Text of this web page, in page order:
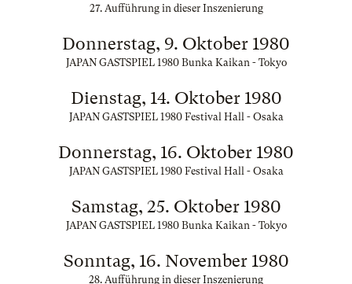
27. Aufführung in dieser Inszenierung
Donnerstag, 9. Oktober 1980
JAPAN GASTSPIEL 1980 Bunka Kaikan - Tokyo
Dienstag, 14. Oktober 1980
JAPAN GASTSPIEL 1980 Festival Hall - Osaka
Donnerstag, 16. Oktober 1980
JAPAN GASTSPIEL 1980 Festival Hall - Osaka
Samstag, 25. Oktober 1980
JAPAN GASTSPIEL 1980 Bunka Kaikan - Tokyo
Sonntag, 16. November 1980
28. Aufführung in dieser Inszenierung